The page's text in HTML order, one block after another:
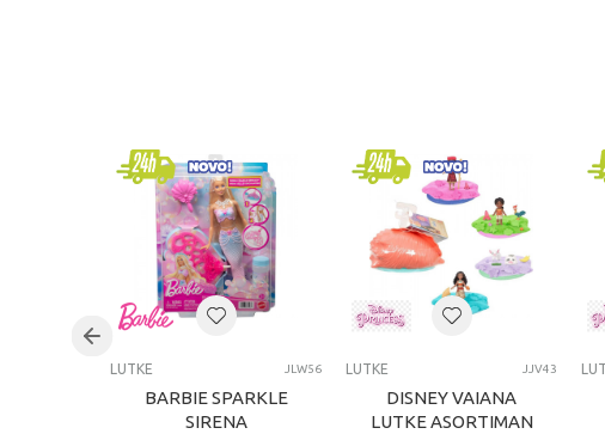
Pol
Uzrast
Kategorija
LUTKE JLW56
BARBIE SPARKLE
SIRENA
LUTKE JJV43
DISNEY VAIANA
LUTKE ASORTIMAN